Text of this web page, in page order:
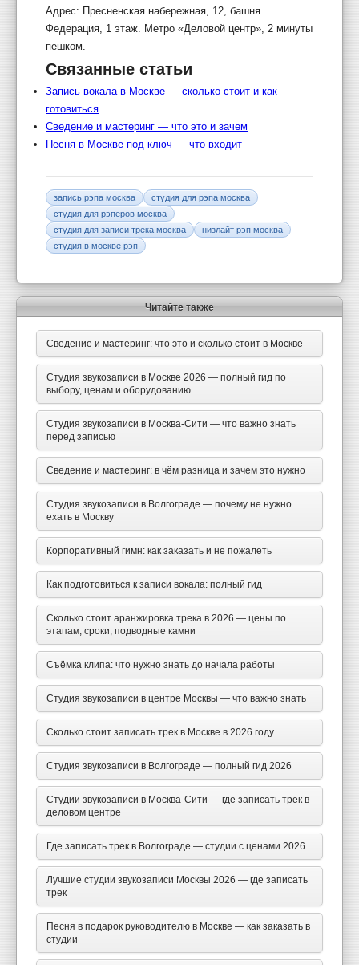
Адрес: Пресненская набережная, 12, башня
Федерация, 1 этаж. Метро «Деловой центр», 2 минуты
пешком.
Связанные статьи
Запись вокала в Москве — сколько стоит и как
готовиться
Сведение и мастеринг — что это и зачем
Песня в Москве под ключ — что входит
запись рэпа москва
студия для рэпа москва
студия для рэперов москва
студия для записи трека москва
низлайт рэп москва
студия в москве рэп
Читайте также
Сведение и мастеринг: что это и сколько стоит в Москве
Студия звукозаписи в Москве 2026 — полный гид по
выбору, ценам и оборудованию
Студия звукозаписи в Москва-Сити — что важно знать
перед записью
Сведение и мастеринг: в чём разница и зачем это нужно
Студия звукозаписи в Волгограде — почему не нужно
ехать в Москву
Корпоративный гимн: как заказать и не пожалеть
Как подготовиться к записи вокала: полный гид
Сколько стоит аранжировка трека в 2026 — цены по
этапам, сроки, подводные камни
Съёмка клипа: что нужно знать до начала работы
Студия звукозаписи в центре Москвы — что важно знать
Сколько стоит записать трек в Москве в 2026 году
Студия звукозаписи в Волгограде — полный гид 2026
Студии звукозаписи в Москва-Сити — где записать трек в
деловом центре
Где записать трек в Волгограде — студии с ценами 2026
Лучшие студии звукозаписи Москвы 2026 — где записать
трек
Песня в подарок руководителю в Москве — как заказать в
студии